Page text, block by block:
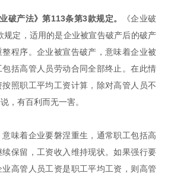
破产法》第113条第3款规定。
《企业破
规定，适用的是企业被宣告破产后的破产
程序。企业被宣告破产，意味着企业被
括高管人员劳动合同全部终止。在此情
照职工平均工资计算，除对高管人员不
，有百利而无一害。
味着企业要磐涅重生，通常职工包括高
保留，工资收入维持现状。如果强行要
高管人员工资是职工平均工资，则高管